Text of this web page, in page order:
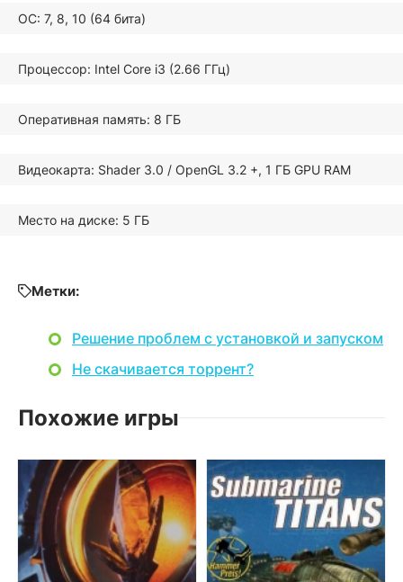
ОС: 7, 8, 10 (64 бита)
Процессор: Intel Core i3 (2.66 ГГц)
Оперативная память: 8 ГБ
Видеокарта: Shader 3.0 / OpenGL 3.2 +, 1 ГБ GPU RAM
Место на диске: 5 ГБ
Метки:
Решение проблем с установкой и запуском
Не скачивается торрент?
Похожие игры